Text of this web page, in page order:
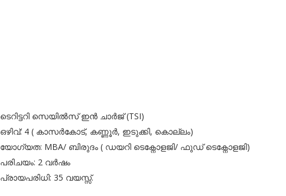
ടെറിട്ടറി സെയിൽസ് ഇൻ ചാർജ് (TSI)
ഒഴിവ്: 4 ( കാസർകോട്, കണ്ണൂർ, ഇടുക്കി, കൊല്ലം)
യോഗ്യത: MBA/ ബിരുദം ( ഡയറി ടെക്നോളജി/ ഫുഡ് ടെക്നോളജി)
പരിചയം: 2 വർഷം
പ്രായപരിധി: 35 വയസ്സ്.